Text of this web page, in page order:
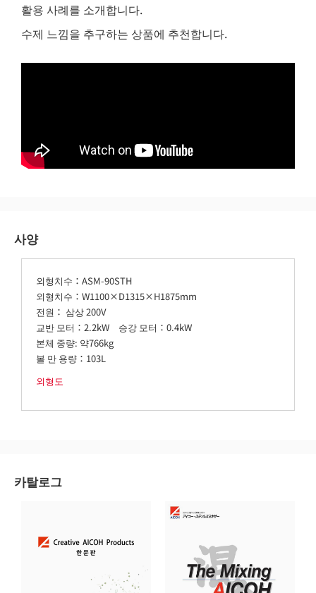
활용 사례를 소개합니다.
수제 느낌을 추구하는 상품에 추천합니다.
사양
외형치수：ASM-90STH
외형치수：W1100×D1315×H1875mm
전원： 삼상 200V
교반 모터：2.2kW 승강 모터：0.4kW
본체 중량: 약766kg
볼 만 용량：103L
외형도
카탈로그